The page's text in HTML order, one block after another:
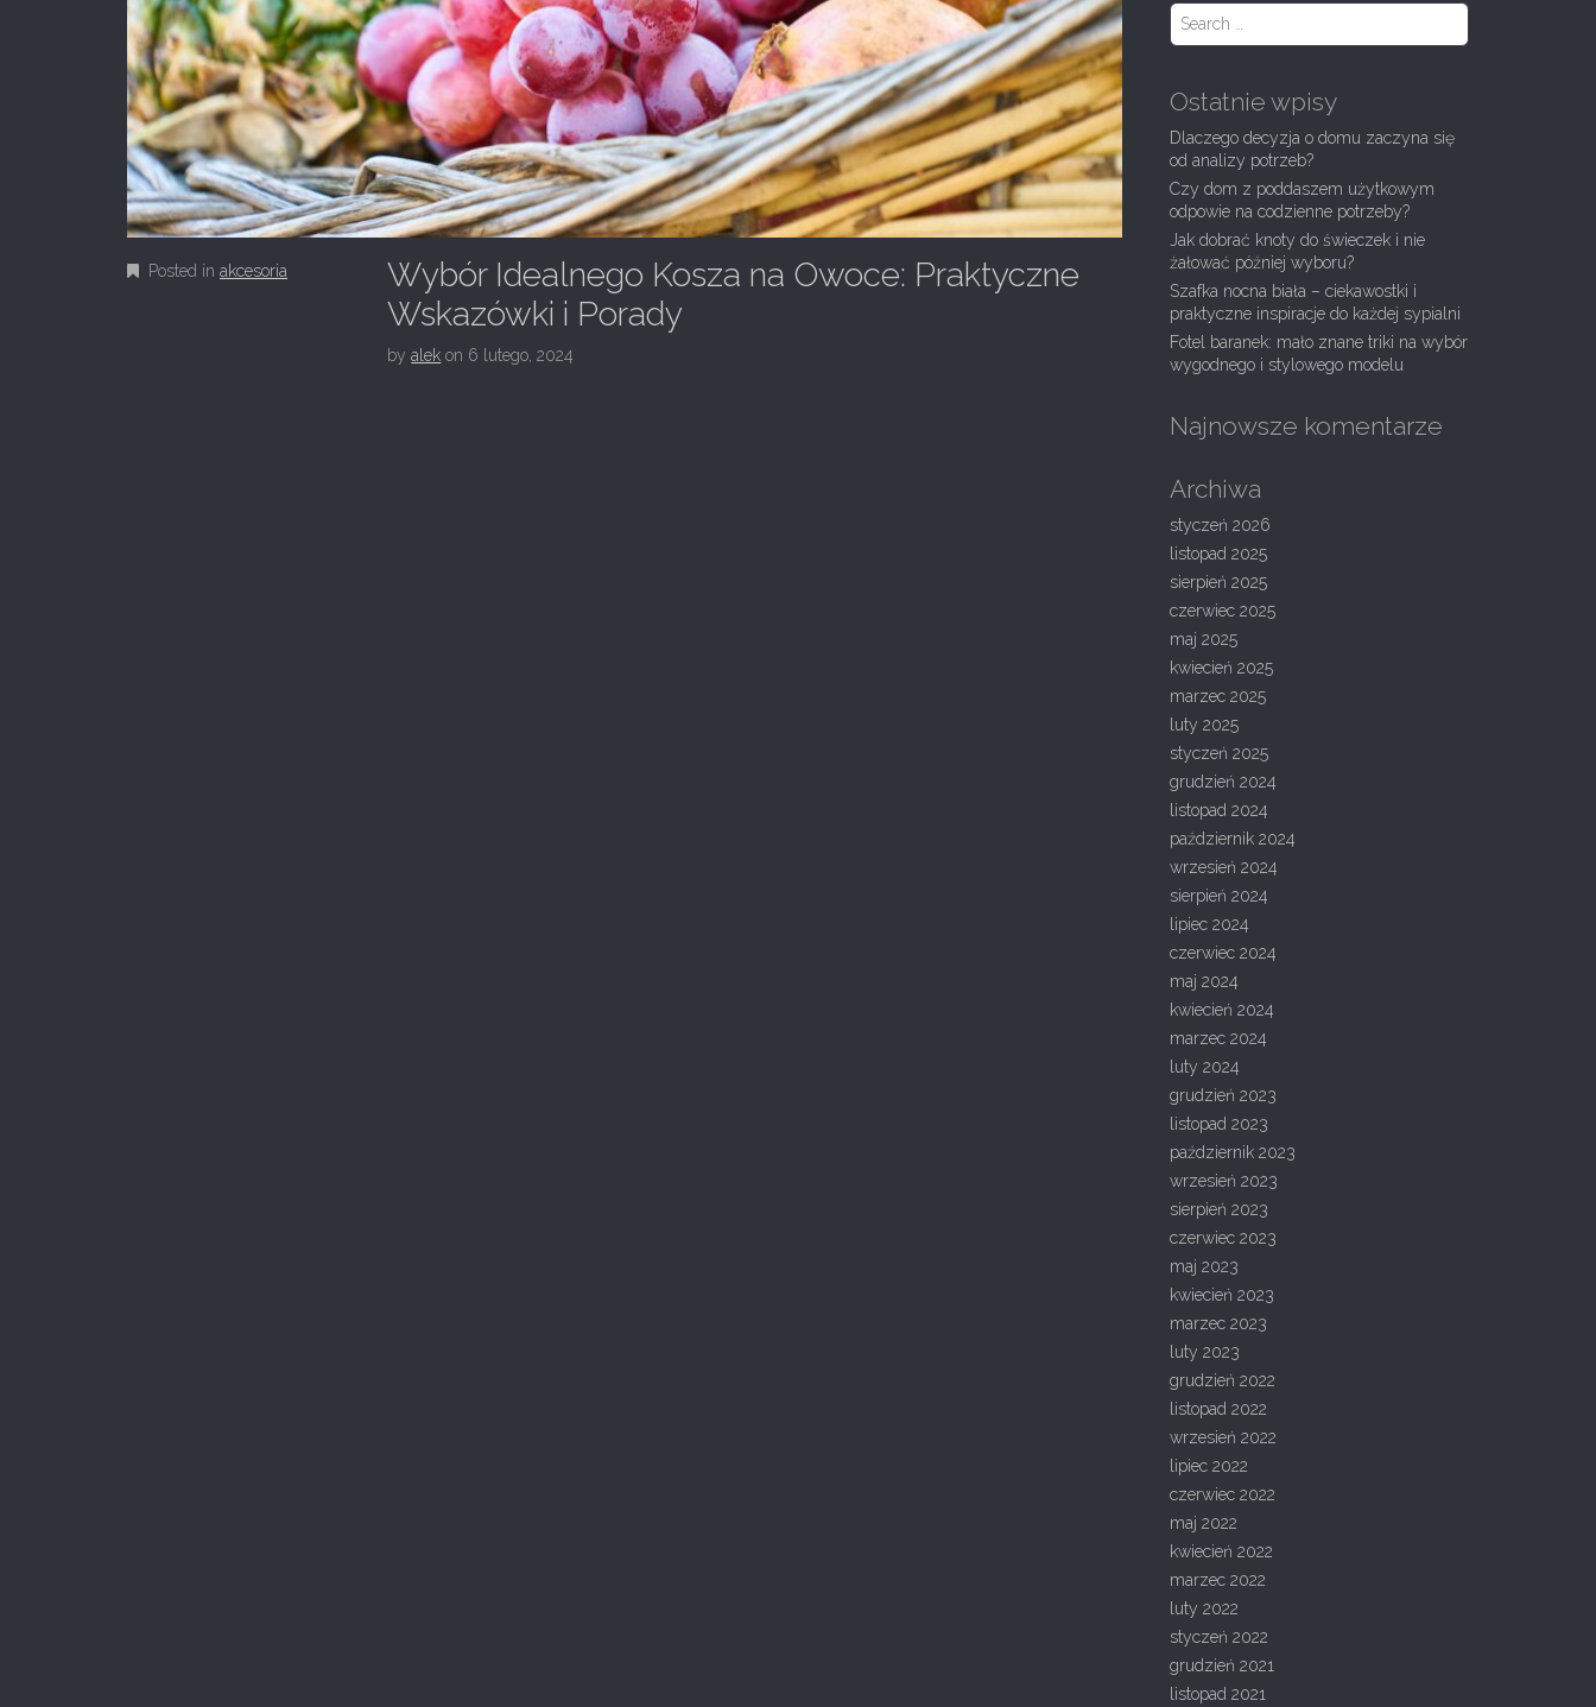
Posted in akcesoria
Wybór Idealnego Kosza na Owoce: Praktyczne
Wskazówki i Porady
byalek on 6 lutego, 2024
S
c
f
o
r
:
Ostatnie wpisy
Dlaczego decyzja o domu zaczyna się
od analizy potrzeb?
Czy dom z poddaszem użytkowym
odpowie na codzienne potrzeby?
Jak dobrać knoty do świeczek i nie
żałować później wyboru?
Szafka nocna biała – ciekawostki i
praktyczne inspiracje do każdej sypialni
Fotel baranek: mało znane triki na wybór
wygodnego i stylowego modelu
Najnowsze komentarze
Archiwa
styczeń 2026
listopad 2025
sierpień 2025
czerwiec 2025
maj 2025
kwiecień 2025
marzec 2025
luty 2025
styczeń 2025
grudzień 2024
listopad 2024
październik 2024
wrzesień 2024
sierpień 2024
lipiec 2024
czerwiec 2024
maj 2024
kwiecień 2024
marzec 2024
luty 2024
grudzień 2023
listopad 2023
październik 2023
wrzesień 2023
sierpień 2023
czerwiec 2023
maj 2023
kwiecień 2023
marzec 2023
luty 2023
grudzień 2022
listopad 2022
wrzesień 2022
lipiec 2022
czerwiec 2022
maj 2022
kwiecień 2022
marzec 2022
luty 2022
styczeń 2022
grudzień 2021
listopad 2021